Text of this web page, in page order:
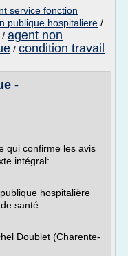
service fonction
publique hospitaliere /
/ agent non
/ condition travail
-
qui confirme les avis
intégral:
hospitalière
santé
Doublet (Charente-